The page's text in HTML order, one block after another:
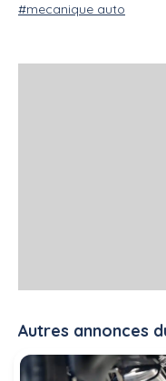
#mecanique auto
Autres annonces